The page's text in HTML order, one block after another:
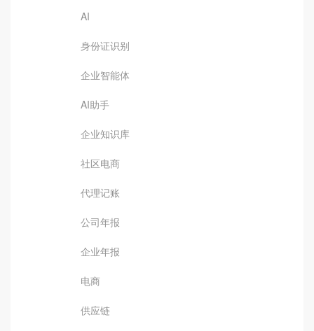
AI
身份证识别
企业智能体
AI助手
企业知识库
社区电商
代理记账
公司年报
企业年报
电商
供应链